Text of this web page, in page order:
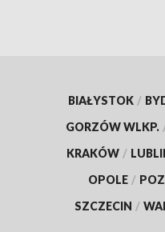
BIAŁYSTOK /
GORZÓW WLKP.
KRAKÓW /
OPOLE /
SZCZECIN /